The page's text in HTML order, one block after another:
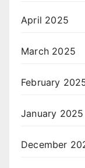
April 2025
March 2025
February
January 2025
December